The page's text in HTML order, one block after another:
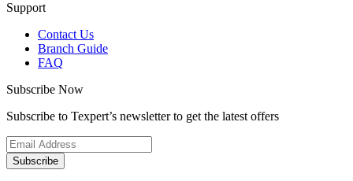
Support
Contact Us
Branch Guide
FAQ
Subscribe Now
Subscribe to Texpert’s newsletter to get the latest offers
Subscribe